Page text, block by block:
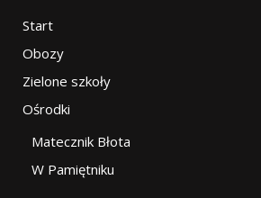
Start
Obozy
Zielone szkoły
Ośrodki
Matecznik Błota
W Pamiętniku